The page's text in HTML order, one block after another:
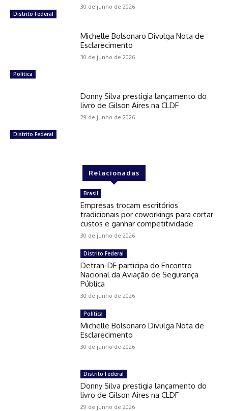
Distrito Federal
30 de junho de 2026
Política
Michelle Bolsonaro Divulga Nota de
Esclarecimento
30 de junho de 2026
Distrito Federal
Donny Silva prestigia lançamento do
livro de Gilson Aires na CLDF
29 de junho de 2026
Relacionadas
Brasil
Empresas trocam escritórios
tradicionais por coworkings para cortar
custos e ganhar competitividade
30 de junho de 2026
Distrito Federal
Detran-DF participa do Encontro
Nacional da Aviação de Segurança
Pública
30 de junho de 2026
Política
Michelle Bolsonaro Divulga Nota de
Esclarecimento
30 de junho de 2026
Distrito Federal
Donny Silva prestigia lançamento do
livro de Gilson Aires na CLDF
29 de junho de 2026